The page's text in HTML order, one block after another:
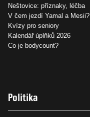
Neštovice: příznaky, léčba
V čem jezdí Yamal a Mesii?
Kvízy pro seniory
Kalendář úplňků 2026
Co je bodycount?
Politika